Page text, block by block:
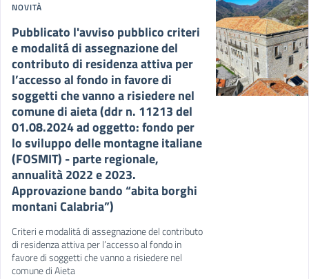
NOVITÀ
Pubblicato l'avviso pubblico criteri
e modalitá di assegnazione del
contributo di residenza attiva per
l’accesso al fondo in favore di
soggetti che vanno a risiedere nel
comune di aieta (ddr n. 11213 del
01.08.2024 ad oggetto: fondo per
lo sviluppo delle montagne italiane
(FOSMIT) - parte regionale,
annualità 2022 e 2023.
Approvazione bando “abita borghi
montani Calabria”)
Criteri e modalitá di assegnazione del contributo
di residenza attiva per l’accesso al fondo in
favore di soggetti che vanno a risiedere nel
comune di Aieta